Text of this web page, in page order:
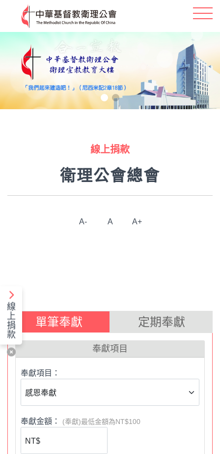
線上捐款
衛理公會總會
A- A A+
單筆奉獻 定期奉獻
奉獻項目
奉獻項目：
奉獻金額： (奉獻)最低金額為NT$100
線
上
捐
款